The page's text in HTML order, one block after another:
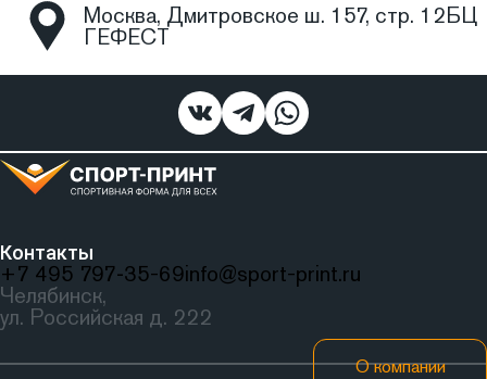
Москва, Дмитровское ш. 157, стр. 12БЦ
ГЕФЕСТ
Контакты
+7 495 797‑35-69info@sport-print.ru
Челябинск,
ул. Российская д. 222
О компании